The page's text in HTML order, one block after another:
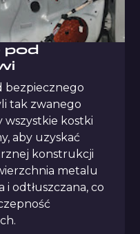
pod
bezpiecznego
tak zwanego
wszystkie kostki
aby uzyskać
konstrukcji
metalu
i odtłuszczana, co